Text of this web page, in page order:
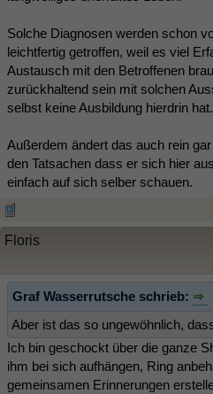
Solche Diagnosen werden schon
leichtfertig getroffen, weil es viel
Austausch mit den Betroffenen
zurückhaltend sein mit solchen
selbst keine Ausbildung hierdrin hat.
Außerdem ändert das auch rein
den Tatsachen dass er sich hier
einfach auf sich selber schauen.
Floris
Graf Wasserrutsche schrieb:
Aber ist das so ungewöhnlich,
Ich bin geschockt über die ganze
ihm bei sich aufhängen, Ring
gemeinsamen Erinnerungen